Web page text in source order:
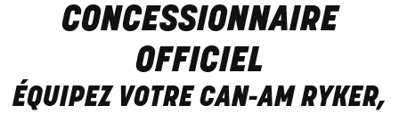
CONCESSIONNAIRE
OFFICIEL
ÉQUIPEZ VOTRE CAN-AM RYKER,